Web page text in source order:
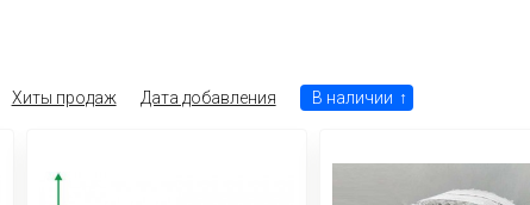
Хиты продаж Дата добавления В наличии ↑